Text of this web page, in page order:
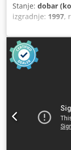
Stanje: dobar
izgradnje: 1997,